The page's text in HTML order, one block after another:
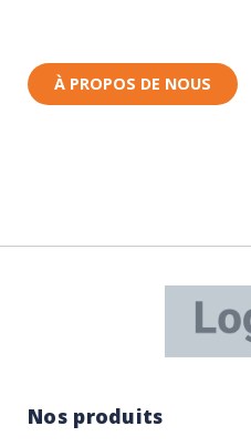
À PROPOS DE NOUS
Nos produits